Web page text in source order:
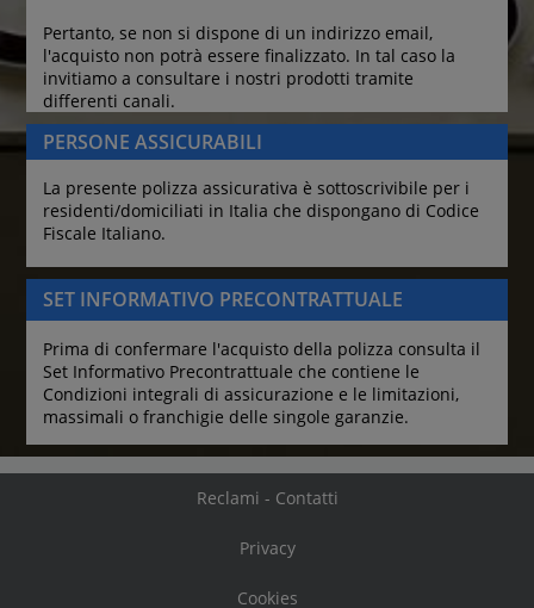
Pertanto, se non si dispone di un indirizzo email,
l'acquisto non potrà essere finalizzato. In tal caso la
invitiamo a consultare i nostri prodotti tramite
differenti canali.
PERSONE ASSICURABILI
La presente polizza assicurativa è sottoscrivibile per i
residenti/domiciliati in Italia che dispongano di Codice
Fiscale Italiano.
SET INFORMATIVO PRECONTRATTUALE
Prima di confermare l'acquisto della polizza consulta il
Set Informativo Precontrattuale che contiene le
Condizioni integrali di assicurazione e le limitazioni,
massimali o franchigie delle singole garanzie.
Reclami - Contatti
Privacy
Cookies